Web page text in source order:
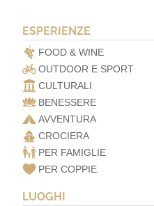
ESPERIENZE
FOOD & WINE
OUTDOOR E SPORT
CULTURALI
BENESSERE
AVVENTURA
CROCIERA
PER FAMIGLIE
PER COPPIE
LUOGHI